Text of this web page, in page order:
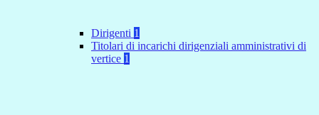
Dirigenti 1
Titolari di incarichi dirigenziali amministrativi di
vertice 1